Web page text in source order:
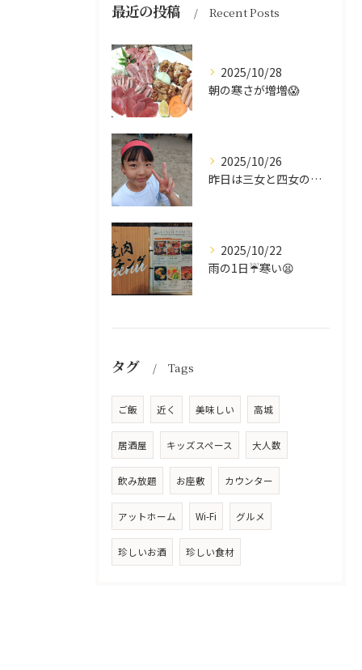
最近の投稿 Recent Posts
2025/10/28
朝の寒さが増増😱
2025/10/26
昨日は三女と四女の運動会🥰
2025/10/22
雨の1日☔寒い😫
タグ Tags
ご飯 近く 美味しい 高城
居酒屋 キッズスペース 大人数
飲み放題 お座敷 カウンター
アットホーム Wi-Fi グルメ
珍しいお酒 珍しい食材